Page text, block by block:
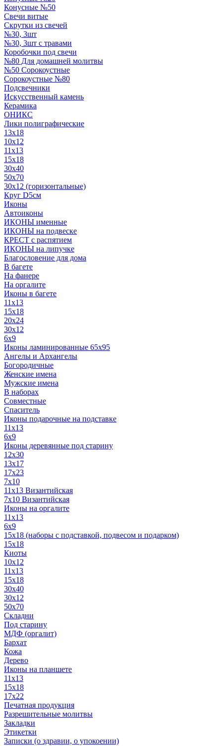
Конусные №50
Свечи витые
Скрутки из свечей
№30, 3шт
№30, 3шт с травами
Коробочки под свечи
№80 Для домашней молитвы
№50 Сорокоустные
Сорокоустные №80
Подсвечники
Искусственный камень
Керамика
ОНИКС
Лики полиграфические
13x18
10x12
11х13
15х18
30x40
50x70
30x12 (горизонтальные)
Круг D5см
Иконы
Автоиконы
ИКОНЫ именные
ИКОНЫ на подвеске
КРЕСТ с распятием
ИКОНЫ на липучке
Благословение для дома
В багете
На фанере
На оргалите
Иконы в багете
11x13
15x18
20x24
30х12
6x9
Иконы ламинированные 65x95
Ангелы и Архангелы
Богородичные
Женские имена
Мужские имена
В наборах
Совместные
Спаситель
Иконы подарочные на подставке
11x13
6x9
Иконы деревянные под старину
12х30
13x17
17x23
7x10
11x13 Византийская
7x10 Византийская
Иконы на оргалите
11x13
6x9
15х18 (наборы с подставкой, подвесом и подарком)
15x18
Киоты
10x12
11x13
15x18
30x40
30х12
50x70
Складни
Под старину
МДФ (оргалит)
Бархат
Кожа
Дерево
Иконы на планшете
11х13
15х18
17х22
Печатная продукция
Разрешительные молитвы
Закладки
Этикетки
Записки (о здравии, о упокоении)